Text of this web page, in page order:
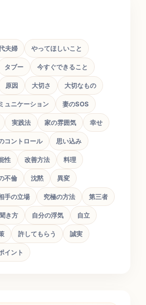
夫婦 やってほしいこと
タブー 今すぐできること
原因 大切さ 大切なもの
ュニケーション 妻のSOS
実践法 家の雰囲気 幸せ
コントロール 思い込み
性 改善方法 料理
不倫 沈黙 異変
手の立場 究極の方法 第三者
聞き方 自分の浮気 自立
許してもらう 誠実
イント